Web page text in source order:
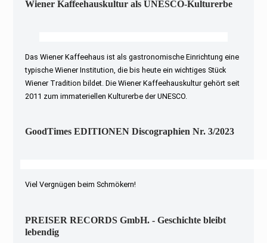
Wiener Kaffeehauskultur als UNESCO-Kulturerbe
Das Wiener Kaffeehaus ist als gastronomische Einrichtung eine
typische Wiener Institution, die bis heute ein wichtiges Stück
Wiener Tradition bildet. Die Wiener Kaffeehauskultur gehört seit
2011 zum immateriellen Kulturerbe der UNESCO.
GoodTimes EDITIONEN Discographien Nr. 3/2023
Viel Vergnügen beim Schmökern!
PREISER RECORDS GmbH. - Geschichte bleibt
lebendig